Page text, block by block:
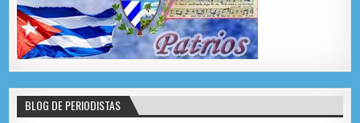
BLOG DE PERIODISTAS